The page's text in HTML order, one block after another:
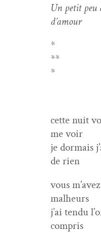
Un petit peu
d’amour
*
**
*
cette nuit
me voir
je dor­mais
de rien
vous
malheurs
j’ai ten­du
compris